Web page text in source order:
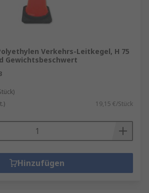
eines der wichtigsten
die strategisch
damit sie im Notfall
Informieren Sie sich über
Art von Feuerlöscher für
haben.
am Arbeitsplatz
Verkehrs-Leitkegel, H 75
Gewichtsbeschwert
19,15 €/Stück
Hinzufügen